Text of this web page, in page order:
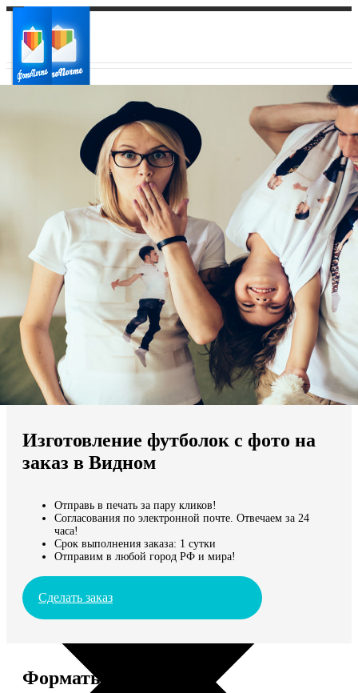
Ваш регион доставки
Выберите из списка:
Мы доставляем по всему миру
Продолжить без города
Изготовление футболок с фото на
заказ в Видном
Отправь в печать за пару кликов!
Согласования по электронной почте. Отвечаем за 24
часа!
Срок выполнения заказа: 1 сутки
Отправим в любой город РФ и мира!
Сделать заказ
Форматы и цены